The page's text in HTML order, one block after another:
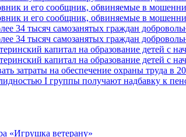
и его сообщник, обвиняемые в
и его сообщник, обвиняемые в
34 тысяч самозанятых граждан
34 тысяч самозанятых граждан
капитал на образование детей с
капитал на образование детей с
затраты на обеспечение охраны труда в
I группы получают надбавку к
«Игрушка ветерану»